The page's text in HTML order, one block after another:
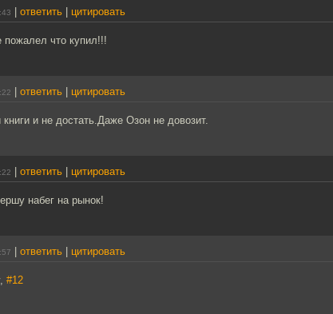
ответить цитировать
пожалел что купил!!!
ответить цитировать
и не достать.Даже Озон не довозит.
ответить цитировать
набег на рынок!
ответить цитировать
#12